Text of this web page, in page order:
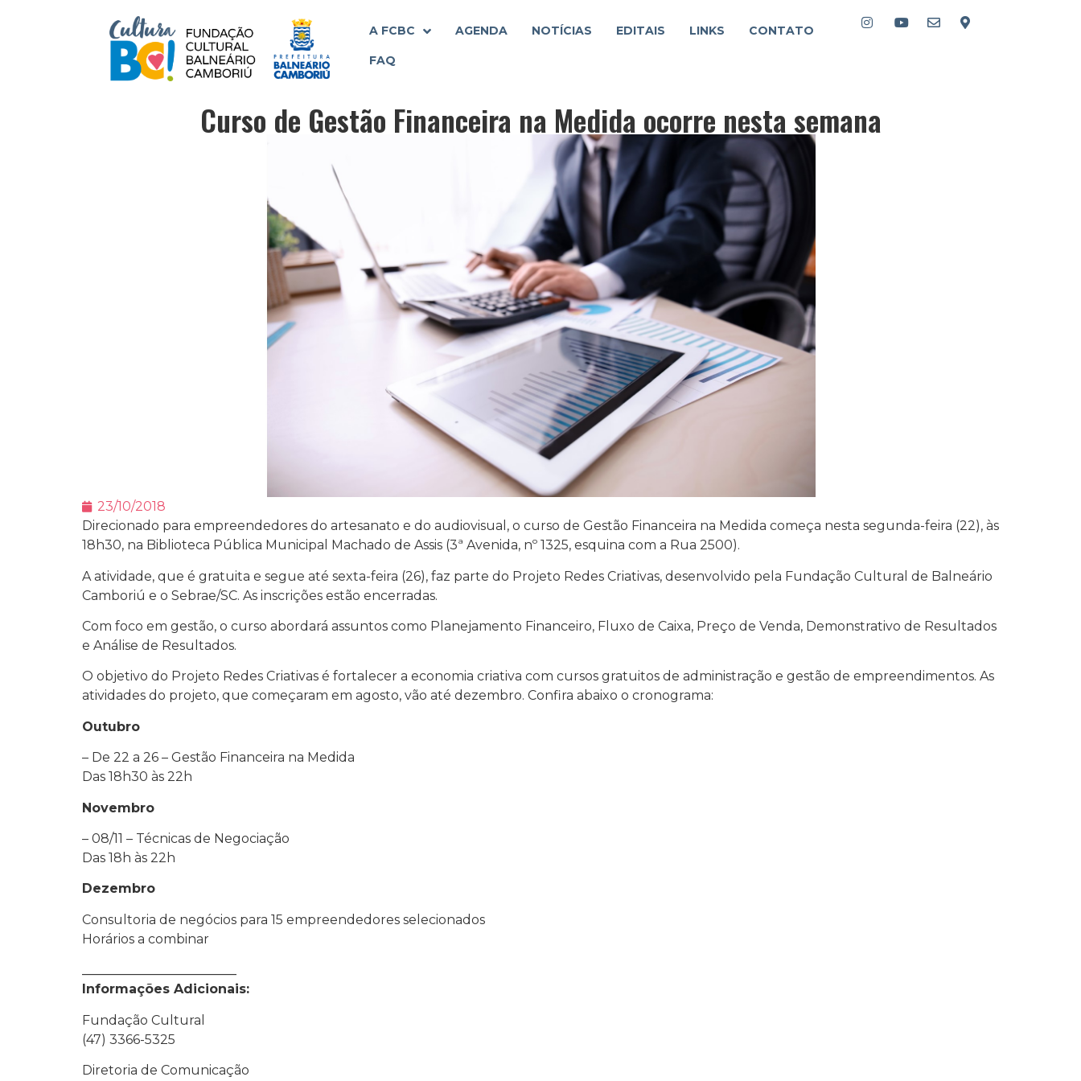
A FCBC AGENDA NOTÍCIAS EDITAIS LINKS CONTATO
FAQ
Curso de Gestão Financeira na Medida ocorre nesta semana
23/10/2018
Direcionado para empreendedores do artesanato e do audiovisual, o curso de Gestão Financeira na Medida começa nesta segunda-feira (22), às
18h30, na Biblioteca Pública Municipal Machado de Assis (3ª Avenida, nº 1325, esquina com a Rua 2500).
A atividade, que é gratuita e segue até sexta-feira (26), faz parte do Projeto Redes Criativas, desenvolvido pela Fundação Cultural de Balneário
Camboriú e o Sebrae/SC. As inscrições estão encerradas.
Com foco em gestão, o curso abordará assuntos como Planejamento Financeiro, Fluxo de Caixa, Preço de Venda, Demonstrativo de Resultados
e Análise de Resultados.
O objetivo do Projeto Redes Criativas é fortalecer a economia criativa com cursos gratuitos de administração e gestão de empreendimentos. As
atividades do projeto, que começaram em agosto, vão até dezembro. Confira abaixo o cronograma:
Outubro
– De 22 a 26 – Gestão Financeira na Medida
Das 18h30 às 22h
Novembro
– 08/11 – Técnicas de Negociação
Das 18h às 22h
Dezembro
Consultoria de negócios para 15 empreendedores selecionados
Horários a combinar
Informações Adicionais:
Fundação Cultural
(47) 3366-5325
Diretoria de Comunicação